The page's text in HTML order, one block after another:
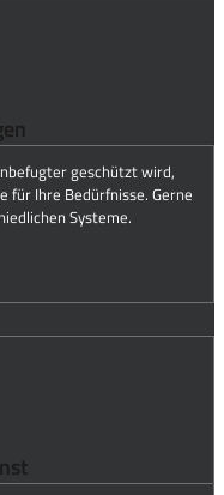
geschützt wird,
für Ihre Bedürfnisse. Gerne
Systeme.